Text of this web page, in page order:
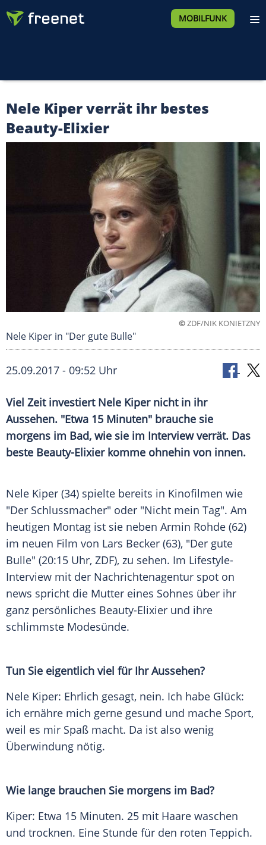
MOBILFUNK
Nele Kiper verrät ihr bestes
Beauty-Elixier
©ZDF/NIK KONIETZNY
Nele Kiper in "Der gute Bulle"
25.09.2017 - 09:52 Uhr
Viel Zeit investiert Nele Kipernicht in ihr
Aussehen. "Etwa 15 Minuten" brauche sie
morgens im Bad, wie sie im Interview verrät. Das
beste Beauty-Elixier komme ohnehin von innen.
Nele Kiper (34) spielte bereits in Kinofilmen wie
"Der Schlussmacher" oder "Nicht mein Tag". Am
heutigen Montag ist sie neben Armin Rohde (62)
im neuen Film von Lars Becker (63), "Der gute
Bulle" (20:15 Uhr, ZDF), zu sehen. Im Lifestyle-
Interview mit der Nachrichtenagentur spot on
news spricht die Mutter eines Sohnes über ihr
ganz persönliches Beauty-Elixier und ihre
schlimmste Modesünde.
Tun Sie eigentlich viel für Ihr Aussehen?
Nele Kiper: Ehrlich gesagt, nein. Ich habe Glück:
ich ernähre mich gerne gesund und mache Sport,
weil es mir Spaß macht. Da ist also wenig
Überwindung nötig.
Wie lange brauchen Sie morgens im Bad?
Kiper: Etwa 15 Minuten. 25 mit Haare waschen
und trocknen. Eine Stunde für den roten Teppich.